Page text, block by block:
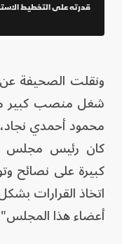
قدرته على التخطيط
ونقلت الصحيفة
شغل منصب كبير
محمود أحمدي نجاد،
كان رئيس مجلس
كبيرة على نصائح
اتخاذ القرارات
أعضاء هذا